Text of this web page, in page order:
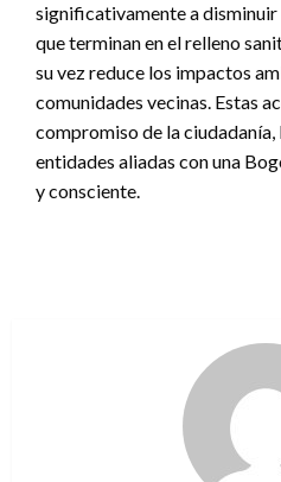
significativamente a disminuir
que terminan en el relleno
su vez reduce los impactos
comunidades vecinas. Estas
compromiso de la
entidades aliadas con una
y consciente.